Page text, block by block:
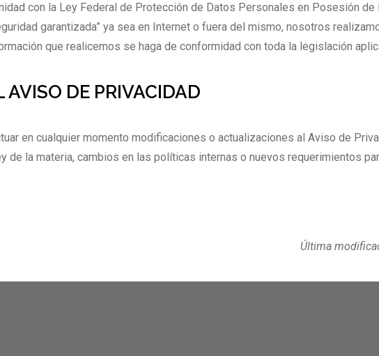
con la Ley Federal de Protección de Datos Personales en Posesión de
garantizada” ya sea en Internet o fuera del mismo, nosotros
que realicemos se haga de conformidad con toda la legislación
DE PRIVACIDAD
en cualquier momento modificaciones o actualizaciones al Aviso de
la materia, cambios en las políticas internas o nuevos requerimientos
Última